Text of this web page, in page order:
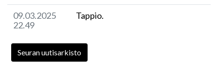
09.03.2025
22.49
Tappio.
Seuran uutisarkisto